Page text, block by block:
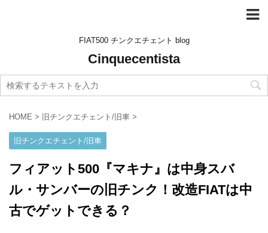
FIAT500 チンクエチェント blog
Cinquecentista
HOME > 旧チンクエチェント/旧車 >
旧チンクエチェント/旧車
フィアット500『マキナ』は中身スバ
ル・サンバーの旧チンク！改造FIATは中
古でゲットできる？